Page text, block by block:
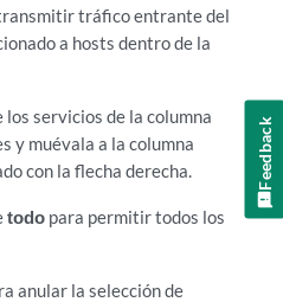
tráfico entrante del
a hosts dentro de la
los servicios de la columna
y muévala a la columna
con la flecha derecha.
todo para permitir todos los
anular la selección de
Feedback